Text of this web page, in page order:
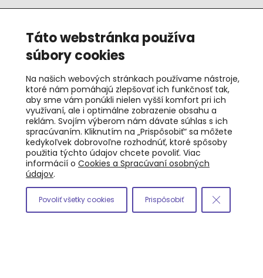
Táto webstránka používa
súbory cookies
Na našich webových stránkach používame nástroje,
ktoré nám pomáhajú zlepšovať ich funkčnosť tak,
aby sme vám ponúkli nielen vyšší komfort pri ich
využívaní, ale i optimálne zobrazenie obsahu a
reklám. Svojím výberom nám dávate súhlas s ich
spracúvaním. Kliknutím na „Prispôsobiť“ sa môžete
kedykoľvek dobrovoľne rozhodnúť, ktoré spôsoby
použitia týchto údajov chcete povoliť. Viac
informácií o Cookies a Spracúvaní osobných
údajov.
Povoliť všetky cookies Prispôsobiť Close